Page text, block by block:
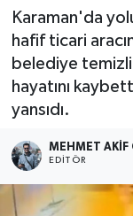
Karaman'da
hafif ticari
belediye
hayatını
yansıdı.
MEHMET AKIF
EDITÖR